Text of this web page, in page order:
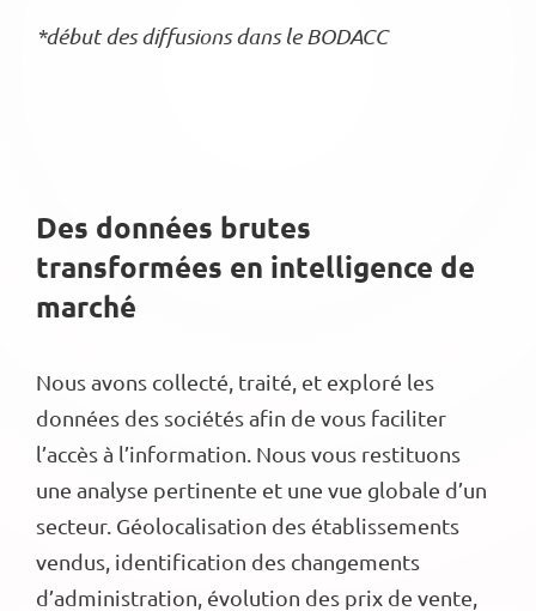
*début des diffusions dans le BODACC
Des données brutes
transformées en intelligence de
marché
Nous avons collecté, traité, et exploré les
données des sociétés afin de vous faciliter
l’accès à l’information. Nous vous restituons
une analyse pertinente et une vue globale d’un
secteur. Géolocalisation des établissements
vendus, identification des changements
d’administration, évolution des prix de vente,